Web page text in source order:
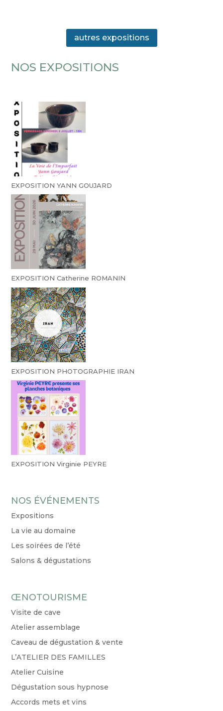
autres expositions
NOS EXPOSITIONS
EXPOSITION YANN GOUJARD
EXPOSITION Catherine ROMANIN
EXPOSITION PHOTOGRAPHIE IRAN
EXPOSITION Virginie PEYRE
NOS ÉVÉNEMENTS
Expositions
La vie au domaine
Les soirées de l’été
Salons & dégustations
ŒNOTOURISME
Visite de cave
Atelier assemblage
Caveau de dégustation & vente
L’ATELIER DES FAMILLES
Atelier Cuisine
Dégustation sous hypnose
Accords mets et vins